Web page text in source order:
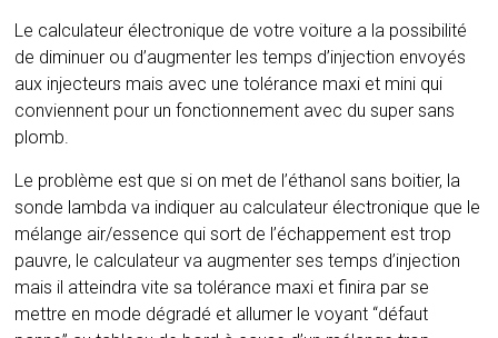
Le calculateur électronique de votre voiture a la possibilité
de diminuer ou d’augmenter les temps d’injection envoyés
aux injecteurs mais avec une tolérance maxi et mini qui
conviennent pour un fonctionnement avec du super sans
plomb.
Le problème est que si on met de l’éthanol sans boitier, la
sonde lambda va indiquer au calculateur électronique que le
mélange air/essence qui sort de l’échappement est trop
pauvre, le calculateur va augmenter ses temps d’injection
mais il atteindra vite sa tolérance maxi et finira par se
mettre en mode dégradé et allumer le voyant “défaut